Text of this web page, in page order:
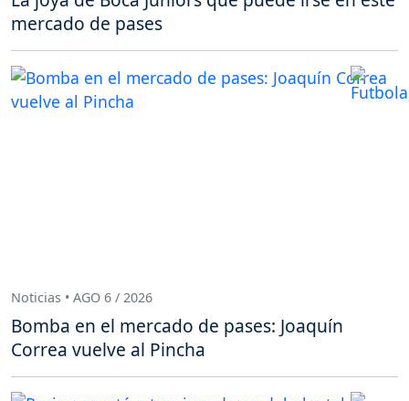
mercado de pases
Noticias • AGO 6 / 2026
Bomba en el mercado de pases: Joaquín
Correa vuelve al Pincha